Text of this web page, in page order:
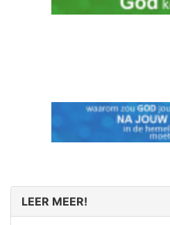
LEER MEER!